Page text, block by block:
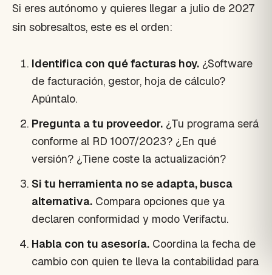
Si eres autónomo y quieres llegar a julio de 2027
sin sobresaltos, este es el orden:
Identifica con qué facturas hoy. ¿Software
de facturación, gestor, hoja de cálculo?
Apúntalo.
Pregunta a tu proveedor. ¿Tu programa será
conforme al RD 1007/2023? ¿En qué
versión? ¿Tiene coste la actualización?
Si tu herramienta no se adapta, busca
alternativa. Compara opciones que ya
declaren conformidad y modo Verifactu.
Habla con tu asesoría. Coordina la fecha de
cambio con quien te lleva la contabilidad para